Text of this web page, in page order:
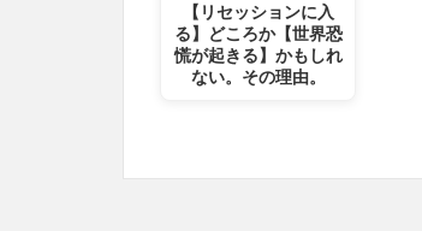
【リセッションに入
る】どころか【世界恐
慌が起きる】かもしれ
ない。その理由。